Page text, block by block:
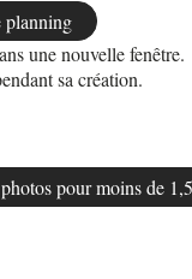
une nouvelle fenêtre.
sa création.